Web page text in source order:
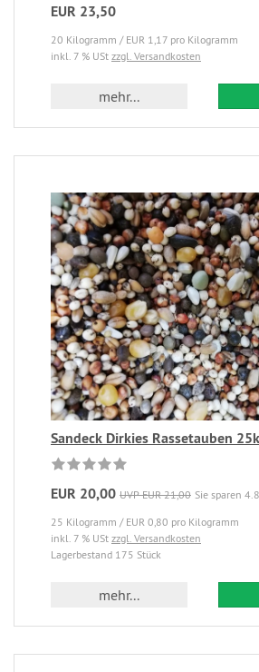
EUR 23,50
20 Kilogramm / EUR 1,17 pro Kilogramm
inkl. 7 % USt zzgl. Versandkosten
mehr...
Sandeck Dirkies Rassetauben
EUR 20,00 UVP EUR 21,00 Sie sparen
25 Kilogramm / EUR 0,80 pro Kilogramm
inkl. 7 % USt zzgl. Versandkosten
Lagerbestand 175 Stück
mehr...